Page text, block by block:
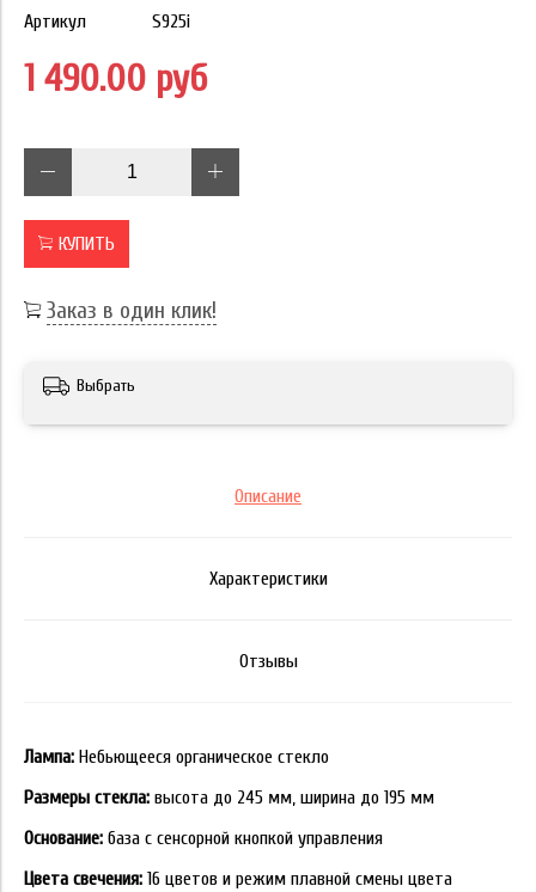
Артикул S925i
1 490.00 руб
КУПИТЬ
Заказ в один клик!
Выбрать
Описание
Характеристики
Отзывы
Лампа: Небьющееся органическое стекло
Размеры стекла: высота до 245 мм, ширина до 195 мм
Основание: база с сенсорной кнопкой управления
Цвета свечения: 16 цветов и режим плавной смены цвета